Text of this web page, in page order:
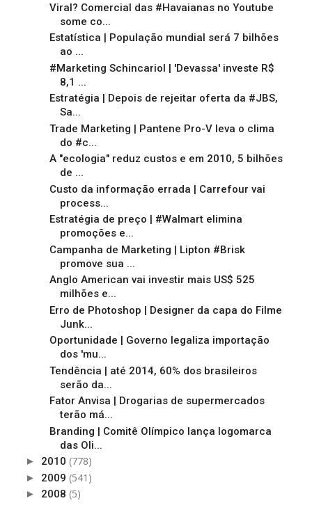
Viral? Comercial das #Havaianas no Youtube
some co...
Estatística | População mundial será 7 bilhões
ao ...
#Marketing Schincariol | 'Devassa' investe R$
8,1 ...
Estratégia | Depois de rejeitar oferta da #JBS,
Sa...
Trade Marketing | Pantene Pro-V leva o clima
do #c...
A "ecologia" reduz custos e em 2010, 5 bilhões
de ...
Custo da informação errada | Carrefour vai
process...
Estratégia de preço | #Walmart elimina
promoções e...
Campanha de Marketing | Lipton #Brisk
promove sua ...
Anglo American vai investir mais US$ 525
milhões e...
Erro de Photoshop | Designer da capa do Filme
Junk...
Oportunidade | Governo legaliza importação
dos 'mu...
Tendência | até 2014, 60% dos brasileiros
serão da...
Fator Anvisa | Drogarias de supermercados
terão má...
Branding | Comitê Olímpico lança logomarca
das Oli...
► 2010 (778)
► 2009 (541)
► 2008 (5)